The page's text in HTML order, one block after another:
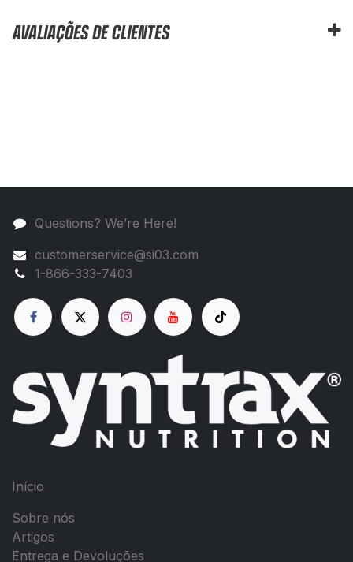
AVALIAÇÕES DE CLIENTES
Questions? We’re Here!
customerservice@si03.com
1-866-333-7403
Início
Sobre nós
Artigos
Entrega e Devoluções